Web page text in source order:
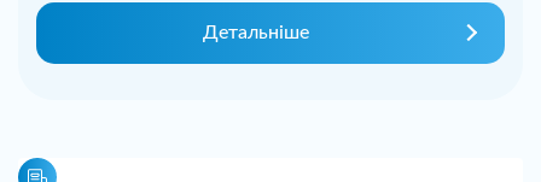
Детальніше